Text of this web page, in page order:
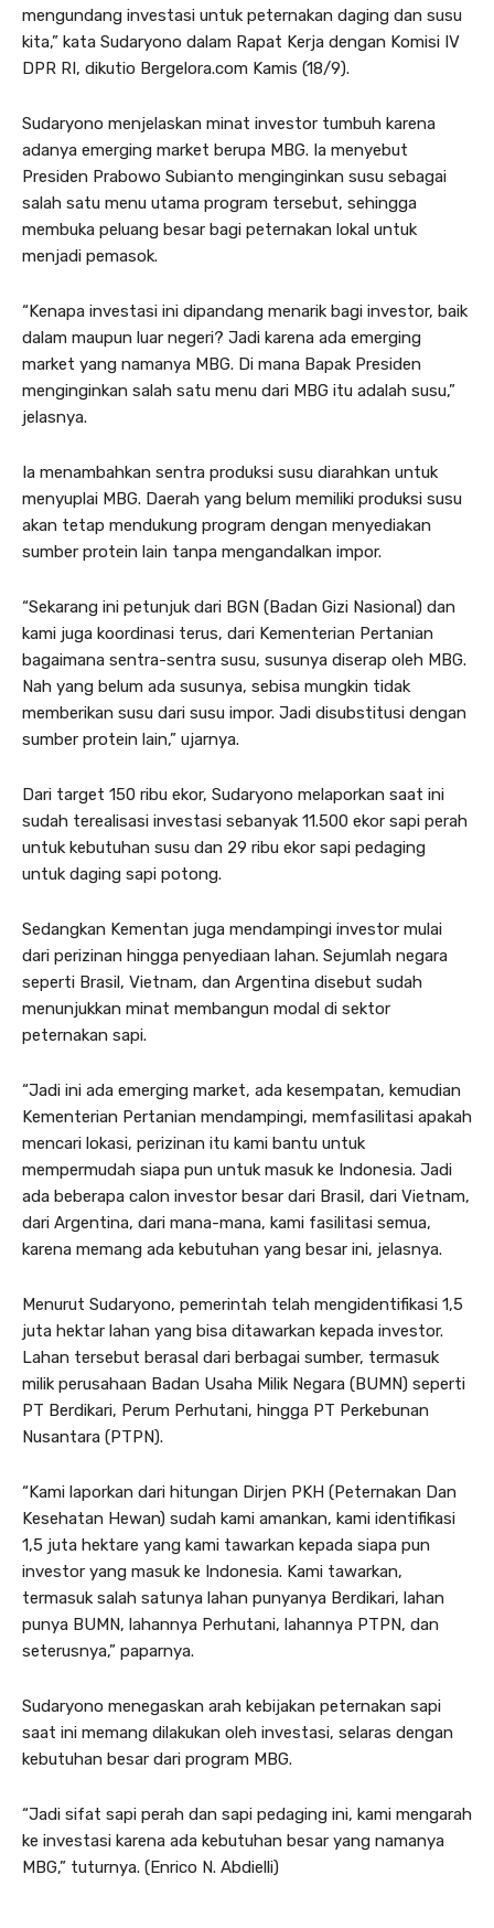
mengundang investasi untuk peternakan daging dan susu
kita,” kata Sudaryono dalam Rapat Kerja dengan Komisi IV
DPR RI, dikutio Bergelora.com Kamis (18/9).
Sudaryono menjelaskan minat investor tumbuh karena
adanya emerging market berupa MBG. Ia menyebut
Presiden Prabowo Subianto menginginkan susu sebagai
salah satu menu utama program tersebut, sehingga
membuka peluang besar bagi peternakan lokal untuk
menjadi pemasok.
“Kenapa investasi ini dipandang menarik bagi investor, baik
dalam maupun luar negeri? Jadi karena ada emerging
market yang namanya MBG. Di mana Bapak Presiden
menginginkan salah satu menu dari MBG itu adalah susu,”
jelasnya.
Ia menambahkan sentra produksi susu diarahkan untuk
menyuplai MBG. Daerah yang belum memiliki produksi susu
akan tetap mendukung program dengan menyediakan
sumber protein lain tanpa mengandalkan impor.
“Sekarang ini petunjuk dari BGN (Badan Gizi Nasional) dan
kami juga koordinasi terus, dari Kementerian Pertanian
bagaimana sentra-sentra susu, susunya diserap oleh MBG.
Nah yang belum ada susunya, sebisa mungkin tidak
memberikan susu dari susu impor. Jadi disubstitusi dengan
sumber protein lain,” ujarnya.
Dari target 150 ribu ekor, Sudaryono melaporkan saat ini
sudah terealisasi investasi sebanyak 11.500 ekor sapi perah
untuk kebutuhan susu dan 29 ribu ekor sapi pedaging
untuk daging sapi potong.
Sedangkan Kementan juga mendampingi investor mulai
dari perizinan hingga penyediaan lahan. Sejumlah negara
seperti Brasil, Vietnam, dan Argentina disebut sudah
menunjukkan minat membangun modal di sektor
peternakan sapi.
“Jadi ini ada emerging market, ada kesempatan, kemudian
Kementerian Pertanian mendampingi, memfasilitasi apakah
mencari lokasi, perizinan itu kami bantu untuk
mempermudah siapa pun untuk masuk ke Indonesia. Jadi
ada beberapa calon investor besar dari Brasil, dari Vietnam,
dari Argentina, dari mana-mana, kami fasilitasi semua,
karena memang ada kebutuhan yang besar ini, jelasnya.
Menurut Sudaryono, pemerintah telah mengidentifikasi 1,5
juta hektar lahan yang bisa ditawarkan kepada investor.
Lahan tersebut berasal dari berbagai sumber, termasuk
milik perusahaan Badan Usaha Milik Negara (BUMN) seperti
PT Berdikari, Perum Perhutani, hingga PT Perkebunan
Nusantara (PTPN).
“Kami laporkan dari hitungan Dirjen PKH (Peternakan Dan
Kesehatan Hewan) sudah kami amankan, kami identifikasi
1,5 juta hektare yang kami tawarkan kepada siapa pun
investor yang masuk ke Indonesia. Kami tawarkan,
termasuk salah satunya lahan punyanya Berdikari, lahan
punya BUMN, lahannya Perhutani, lahannya PTPN, dan
seterusnya,” paparnya.
Sudaryono menegaskan arah kebijakan peternakan sapi
saat ini memang dilakukan oleh investasi, selaras dengan
kebutuhan besar dari program MBG.
“Jadi sifat sapi perah dan sapi pedaging ini, kami mengarah
ke investasi karena ada kebutuhan besar yang namanya
MBG,” tuturnya. (Enrico N. Abdielli)